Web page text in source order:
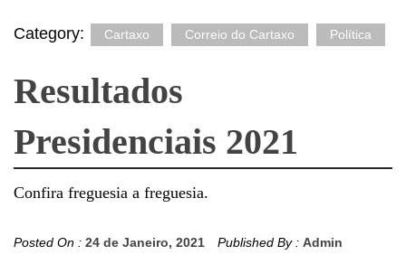
Category: Cartaxo Correio do Cartaxo Política
Resultados
Presidenciais 2021
Confira freguesia a freguesia.
Posted On : 24 de Janeiro, 2021 Published By : Admin